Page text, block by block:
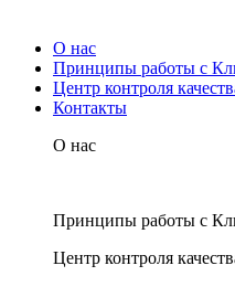
О нас
Принципы работы с
Центр контроля
Контакты
О нас
Принципы работы с
Центр контроля